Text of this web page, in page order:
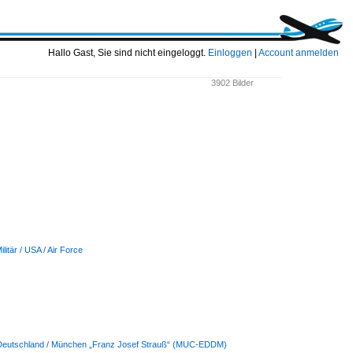
Hallo Gast, Sie sind nicht eingeloggt. Einloggen Account anmelden
3902 Bilder
/ USA / Air Force
/ München „Franz Josef Strauß“ (MUC-EDDM)